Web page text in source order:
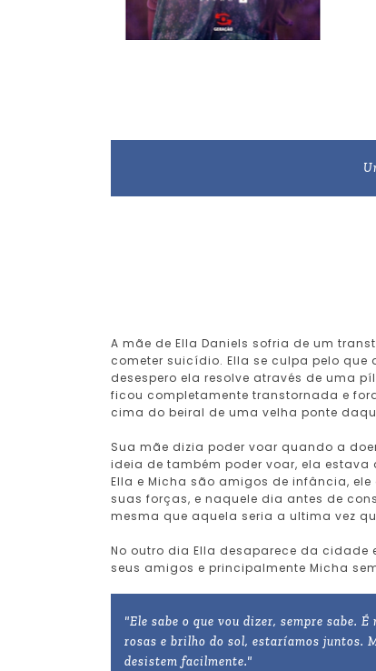
A mãe de Ella Daniels sofria de um
cometer suicídio. Ella se culpa pelo
desespero ela resolve através de uma
ficou completamente transtornada e
cima do beiral de uma velha ponte
Sua mãe dizia poder voar quando a
ideia de também poder voar, ela
Ella e Micha são amigos de infância,
suas forças, e naquele dia antes de
mesma que aquela seria a ultima vez
No outro dia Ella desaparece da
seus amigos e principalmente Micha
"Ele sabe o que vou dizer, sempre sabe.
rosas e brilho do sol, estaríamos juntos.
desistem facilmente."